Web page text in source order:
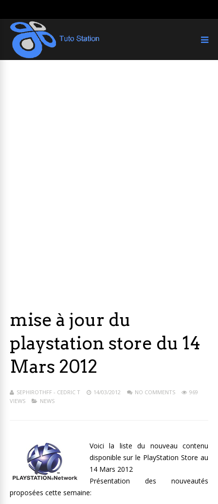
mise à jour du
playstation store du 14
Mars 2012
SEPHIROTHFF - CEDRIC T 14/03/2012 NO COMMENTS
969
VIEWS
NEWS
Voici la liste du nouveau contenu
disponible sur le PlayStation Store au
14 Mars 2012
Présentation des nouveautés
proposées cette semaine: